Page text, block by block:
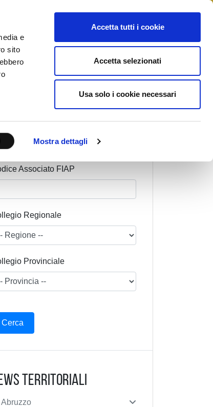
e
sito
Mostra dettagli
Accetta tutti i cookie
Accetta selezionati
Usa solo i cookie necessari
Associato
Associato
Associato FIAP
Regionale
Provinciale
Territoriali
Abruzzo